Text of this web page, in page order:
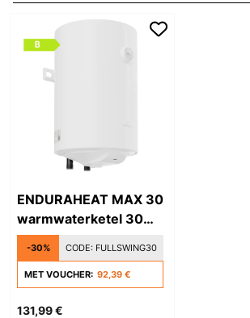
ENDURAHEAT MAX 30
warmwaterketel 30
liter
-30% CODE: FULLSWING30
MET VOUCHER: 92,39 €
131,99 €